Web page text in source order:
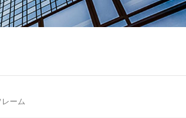
ーム